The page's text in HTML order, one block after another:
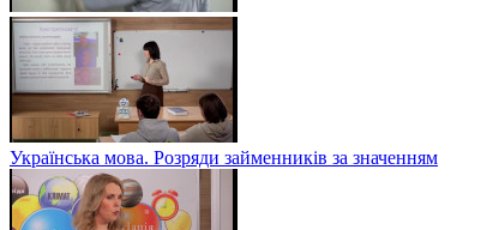
Українська мова. Розряди займенників за значенням